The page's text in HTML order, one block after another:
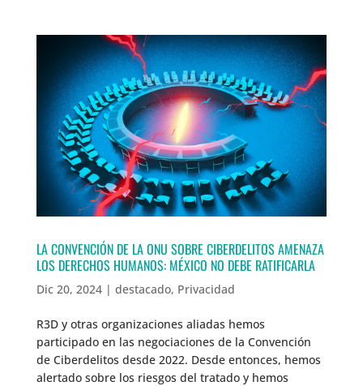
LA CONVENCIÓN DE LA ONU SOBRE CIBERDELITOS AMENAZA
LOS DERECHOS HUMANOS: MÉXICO NO DEBE RATIFICARLA
Dic 20, 2024| destacado, Privacidad
R3D y otras organizaciones aliadas hemos
participado en las negociaciones de la Convención
de Ciberdelitos desde 2022. Desde entonces, hemos
alertado sobre los riesgos del tratado y hemos